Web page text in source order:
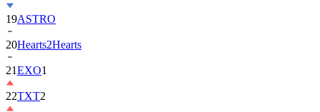
20Hearts2Hearts
21EXO1
22TXT2
23
ソ